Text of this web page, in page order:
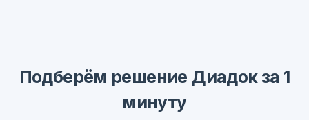
Подберём решение Диадок за 1
минуту